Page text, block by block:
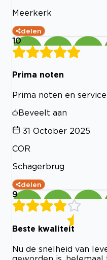
Meerkerk
delen
10
Prima noten
Prima noten en service
Beveelt aan
31 October 2025
COR
Schagerbrug
delen
9
Beste kwaliteit
Nu de snelheid van